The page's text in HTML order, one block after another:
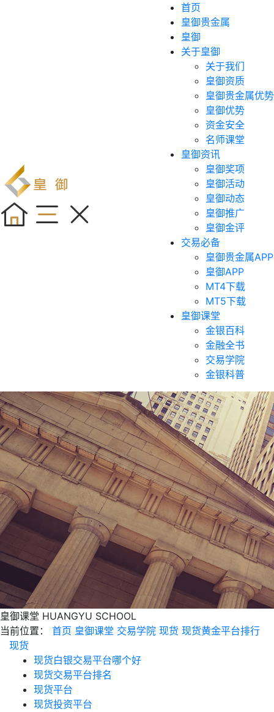
首页
皇御贵金属
皇御
关于皇御
关于我们
皇御资质
皇御贵金属优势
皇御优势
资金安全
名师课堂
皇御资讯
皇御奖项
皇御活动
皇御动态
皇御推广
皇御金评
交易必备
皇御贵金属APP
皇御APP
MT4下载
MT5下载
皇御课堂
金银百科
金融全书
交易学院
金银科普
皇御课堂 HUANGYU SCHOOL
当前位置：
首页 皇御课堂 交易学院 现货 现货黄金平台排行
现货
现货白银交易平台哪个好
现货交易平台排名
现货平台
现货投资平台